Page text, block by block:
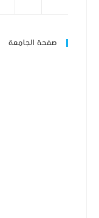
صفحة الجامعة